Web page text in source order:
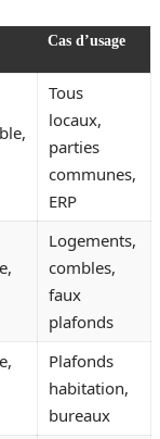
Cas d’usage
Tous
locaux,
parties
communes,
ERP
Logements,
combles,
faux
plafonds
Plafonds
habitation,
bureaux